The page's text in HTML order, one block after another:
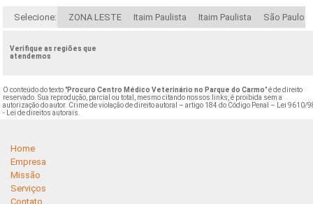
Selecione: ZONA LESTE Itaim Paulista Itaim Paulista São Paulo
Verifique as regiões que
atendemos
O conteúdo do texto "Procuro Centro Médico Veterinário no Parque do Carmo" é de direito
reservado. Sua reprodução, parcial ou total, mesmo citando nossos links, é proibida sem a
autorização do autor. Crime de violação de direito autoral – artigo 184 do Código Penal –
Lei 9610/
- Lei de direitos autorais
Home
Empresa
Missão
Serviços
Contato